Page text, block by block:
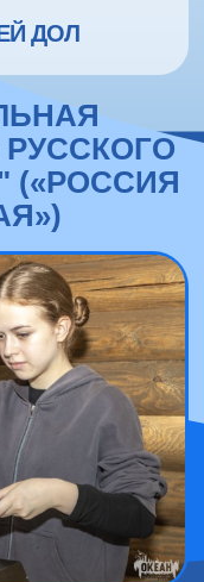
ДОЛ
(«РОССИЯ